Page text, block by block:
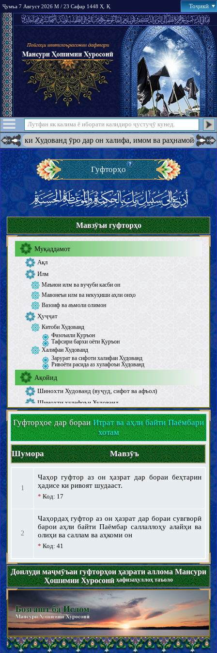
Ҷумъа 7 Август 2026 М / 23 Сафар 1448 Ҳ. Қ Тоҷикӣ
ки Худованд ӯро дар он халифа, имом ва раҳнамойе ба
Гуфторҳо
Мавзӯъи гуфторҳо
Муқаддамот
Ақл
Илм
Маънои илм ва вуҷуби касби он
Мавонеъи илм ва некуҳиши аҳли онҳо
Вазоиф ва аъмоли олимон
Ҳуҷҷат
Китоби Худованд
Фазоъили Қуръон
Тафсири бархи оёти Қуръон
Халифаи Худованд
Зарурат ва сифоти халифаи Худованд
Ривоёти расида аз хулафоъи Худованд
Ақойид
Шинохти Худованд (вуҷуд, сифот ва афъол)
Шинохти хулафоъи Худованд
Паёмбарон
Паёмбари хотам
Вежагиҳои Паёмбари хотам
Ёрон ва ҳамсарони Паёмбари хотам
Итрат ва аҳли байти Паёмбари хотам
Маҳдӣ
Вуҷуди Маҳдӣ ва вежагиҳои ӯ
Нишонаҳои зуҳури Маҳдӣ ва фитнаҳои охируззамон
Шинохти охират
Шиеохти имон ва куфр
Адён, мазоҳиб ва фирқаҳо
Ахлоқ
Адъия ва зиёрот
Макрим ва разоъили ахлоқи
Аҳком
Усул ва қавоъиди фиқҳ
Таҳорот ва наҷосот
Ҷанобат, ҳайз, нифос, истиҳоза ва ёэсигӣ
Тиб ва тадовӣ
Пӯшиш ва оройиш
Гуфторҳое дар бораиИтрат ва аҳли байти Паёмбари
хотам
Шумора Мавзӯъ
1
Чаҳор гуфтор аз он ҳазрат дар бораи беҳтарин
ҳадисе ки ривоят шудааст.
* Код: 17
2
Чаҳордаҳ гуфтор аз он ҳазрат дар бораи сувгворӣ
барои аҳли байти Паёмбар саллаллоҳу алайҳи ва
олиҳи ва саллам ва аҳкоми он
* Код: 41
Донлуди маҷмӯъаи гуфторҳои ҳазрати аллома Мансури
Ҳошимии Хуросонӣҳафизаҳуллоҳ таъоло